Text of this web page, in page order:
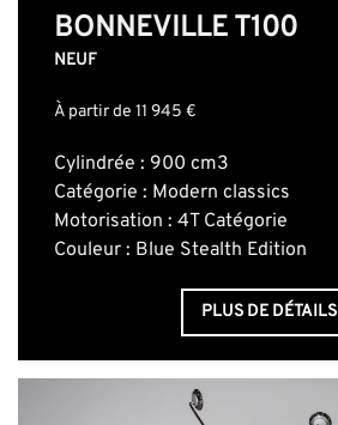
BONNEVILLE T100
NEUF
À partir de 11 945 €
Cylindrée : 900 cm3
Catégorie : Modern classics
Motorisation : 4T Catégorie
Couleur : Blue Stealth Edition
PLUS DE DÉTAILS